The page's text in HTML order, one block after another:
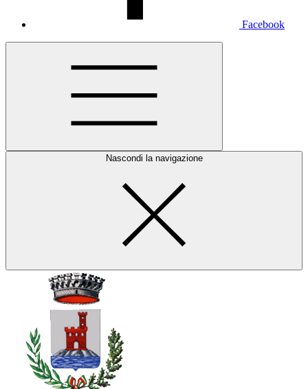
Facebook
Nascondi la navigazione